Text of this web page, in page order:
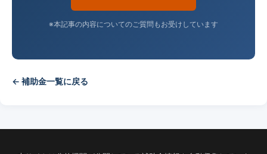
※本記事の内容についてのご質問もお受けしています
← 補助金一覧に戻る